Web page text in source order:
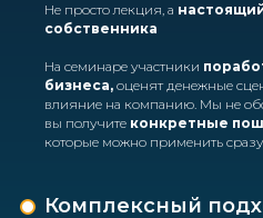
Не просто лекция, а
собственника
На семинаре участники
бизнеса, оценят денежные
влияние на компанию. Мы не
вы получите конкретные
которые можно применить
Комплексный